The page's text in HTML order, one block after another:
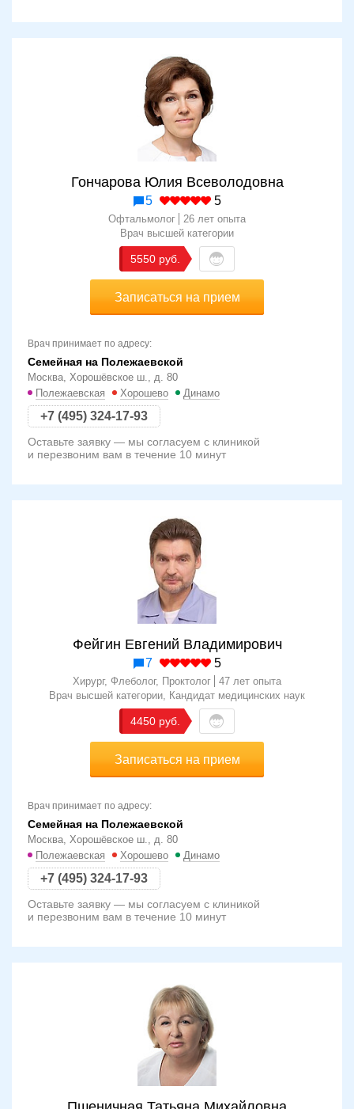
Гончарова Юлия Всеволодовна
5 5
Офтальмолог
26 лет опыта
Врач высшей категории
5550
Записаться на прием
Врач принимает по адресу:
Семейная на Полежаевской
Москва, Хорошёвское ш., д. 80
Полежаевская
Хорошево Динамо
+7 (495) 324-17-93
Оставьте заявку — мы согласуем с клиникой
и перезвоним вам в течение 10 минут
Фейгин Евгений Владимирович
7 5
Хирург, Флеболог, Проктолог
47 лет опыта
Врач высшей категории
Кандидат медицинских наук
4450
Записаться на прием
Врач принимает по адресу:
Семейная на Полежаевской
Москва, Хорошёвское ш., д. 80
Полежаевская
Хорошево Динамо
+7 (495) 324-17-93
Оставьте заявку — мы согласуем с клиникой
и перезвоним вам в течение 10 минут